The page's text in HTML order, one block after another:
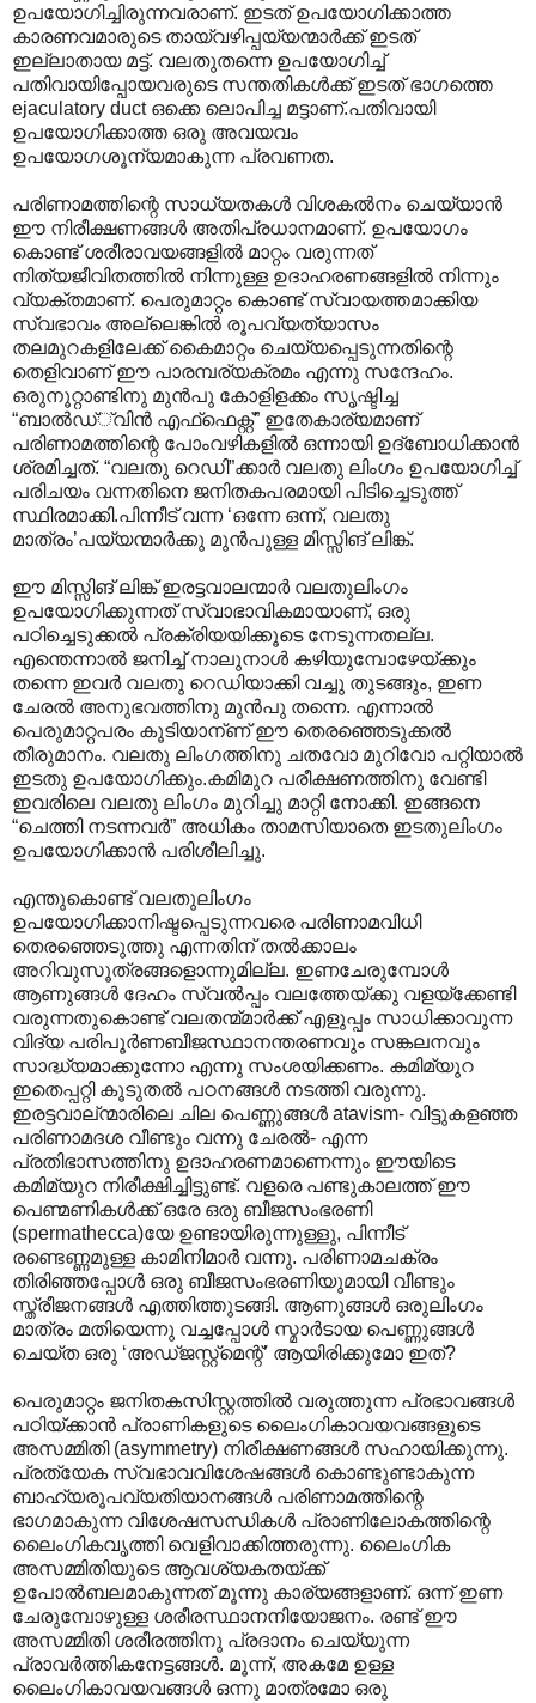
ഉപയോഗിച്ചിരുന്നവരാണ്. ഇടത് ഉപയോഗിക്കാത്ത
കാരണവമാരുടെ തായ്‌വഴിപ്പയ്യന്മാര്‍ക്ക് ഇടത്
ഇല്ലാതായ മട്ട്. വലതുതന്നെ ഉപയോഗിച്ച്
പതിവായിപ്പോയവരുടെ സന്തതികള്‍ക്ക് ഇടത് ഭാഗത്തെ
ejaculatory duct ഒക്കെ ലൊപിച്ച മട്ടാണ്.പതിവായി
ഉപയോഗിക്കാത്ത ഒരു അവയവം
ഉപയോഗശൂന്യമാകുന്ന പ്രവണത.
പരിണാമത്തിന്റെ സാധ്യതകള്‍ വിശകല്‍നം ചെയ്യാന്‍
ഈ നിരീക്ഷണങ്ങള്‍ അതിപ്രധാനമാണ്. ഉപയോഗം
കൊണ്ട് ശരീരാവയങ്ങളില്‍ മാറ്റം വരുന്നത്
നിത്യജീവിതത്തില്‍ നിന്നുള്ള ഉദാഹരണങ്ങളില്‍ നിന്നും
വ്യക്തമാണ്. പെരുമാറ്റം കൊണ്ട് സ്വായത്തമാക്കിയ
സ്വഭാവം അല്ലെങ്കില്‍ രൂപവ്യത്യാസം
തലമുറകളിലേക്ക് കൈമാറ്റം ചെയ്യപ്പെടുന്നതിന്റെ
തെളിവാണ് ഈ പാരമ്പര്യക്രമം എന്നു സന്ദേഹം.
ഒരുനൂറ്റാണ്ടിനു മുന്‍പു കോളിളക്കം സൃഷ്ടിച്ച
“ബാല്‍ഡ്്വിന്‍‍ എഫ്ഫെക്റ്റ്” ഇതേകാര്യമാണ്
പരിണാമത്തിന്റെ പോംവഴികളില്‍ ഒന്നായി ഉദ്ബോധിക്കാന്‍
ശ്രമിച്ചത്. “വലതു റെഡി”ക്കാര്‍ വലതു ലിംഗം ഉപയോഗിച്ച്
പരിചയം വന്നതിനെ ജനിതകപരമായി പിടിച്ചെടുത്ത്
സ്ഥിരമാക്കി.പിന്നീട് വന്ന ‘ഒന്നേ ഒന്ന്, വല‍തു
മാത്രം’പയ്യന്മാര്‍ക്കു മുന്‍പുള്ള മിസ്സിങ് ലിങ്ക്.
ഈ മിസ്സിങ് ലിങ്ക് ഇരട്ടവാലന്മാര്‍ വലതുലിംഗം
ഉപയോഗിക്കുന്നത് സ്വാഭാവികമായാണ്, ഒരു
പഠിച്ചെടുക്കല്‍ പ്രക്രിയയിക്കൂടെ നേടുന്നതല്ല.
എന്തെന്നാല്‍ ജനിച്ച് നാലുനാള്‍ കഴിയുമ്പോഴേയ്ക്കും
തന്നെ ഇവര്‍ വലതു റെഡിയാക്കി വച്ചു തുടങ്ങും, ഇണ
ചേരല്‍ അനുഭവത്തിനു മുന്‍പു തന്നെ. എന്നാല്‍
പെരുമാറ്റപരം കൂടിയാന്ണ് ഈ തെരഞ്ഞെടുക്കല്‍
തീരുമാനം. വല‍തു ലിംഗത്തിനു ചതവോ മുറിവോ പറ്റിയാല്‍
ഇടതു ഉപയോഗിക്കും.കമിമുറ പരീക്ഷണത്തിനു വേണ്ടി
ഇവരിലെ വലതു ലിംഗം മുറിച്ചു മാറ്റി നോക്കി. ഇങ്ങനെ
“ചെത്തി നടന്നവര്‍” അധികം താമസിയാതെ ഇടതുലിംഗം
ഉപയോഗിക്കാന്‍ പരിശീലിച്ചു.
എന്തുകൊണ്ട് വലതുലിംഗം
ഉപയോഗിക്കാനിഷ്ടപ്പെടുന്നവരെ പരിണാമവിധി
തെരഞ്ഞെടുത്തു എന്നതിന് തല്‍ക്കാലം
അറിവുസൂത്രങ്ങളൊന്നുമില്ല. ഇണചേരുമ്പോള്‍
ആണുങ്ങള്‍‍ ദേഹം സ്വല്‍പ്പം വലത്തേയ്ക്കു വളയ്ക്കേണ്ടി
വരുന്നതുകൊണ്ട് വലതന്മ്മാര്‍ക്ക് എളുപ്പം സാധിക്കാവുന്ന
വിദ്യ പരിപൂര്‍ണബീജസ്ഥാനന്തരണവും സങ്കലനവും
സാദ്ധ്യമാക്കുന്നോ എന്നു സംശയിക്കണം. കമിമ്യുറ
ഇതെപ്പറ്റി കൂടുതല്‍ പഠനങ്ങള്‍ നടത്തി വരുന്നു.
ഇരട്ടവാല്ന്മാരിലെ ചില പെണ്ണുങ്ങള്‍ atavism- വിട്ടുകളഞ്ഞ
പരിണാമദശ വീണ്ടും വന്നു ചേരല്‍- എന്ന
പ്രതിഭാസത്തിനു ഉദാഹരണമാണെന്നും ഈയിടെ
കമിമ്യുറ നിരീക്ഷിച്ചിട്ടുണ്ട്. വളരെ പണ്ടുകാലത്ത് ഈ
പെണ്മണികള്‍ക്ക് ഒരേ ഒരു ബീജസംഭരണി
(spermathecca)യേ ഉണ്ടായിരുന്നുള്ളു, പിന്നീട്
രണ്ടെണ്ണമുള്ള കാമിനിമാര്‍ വന്നു. പരി‍ണാമചക്രം
തിരിഞ്ഞപ്പോള്‍ ഒരു ബീജസംഭരണിയുമായി വീണ്ടും
സ്ത്രീജനങ്ങള്‍ എത്തിത്തുടങ്ങി. ആണുങ്ങള്‍ ഒരുലിംഗം
മാത്രം മതിയെന്നു വച്ചപ്പോള്‍ സ്മാര്‍ടായ പെണ്ണുങ്ങള്‍
ചെയ്ത ഒരു ‘അഡ്ജസ്റ്റ്മെന്റ്’ ആയിരിക്കുമോ ഇത്?
പെരുമാറ്റം ജനിതകസിസ്റ്റത്തില്‍ വരുത്തുന്ന പ്രഭാവങ്ങള്‍‍
പഠിയ്ക്കാന്‍ പ്രാണികളുടെ ലൈംഗികാവയവങ്ങളുടെ
അസമ്മിതി (asymmetry) നിരീക്ഷണങ്ങള്‍ സഹായിക്കുന്നു.
പ്രത്യേക സ്വഭാവവിശേഷങ്ങള്‍ കൊണ്ടുണ്ടാകുന്ന
ബാഹ്യരൂപവ്യതിയാനങ്ങള്‍ പരിണാമത്തിന്റെ
ഭാഗമാകുന്ന വിശേഷസന്ധികള്‍ പ്രാണിലോകത്തിന്റെ
ലൈംഗികവൃത്തി വെളിവാക്കിത്തരുന്നു. ലൈംഗിക
അസമ്മിതിയുടെ ആവശ്യകതയ്ക്ക്
ഉപോല്‍ബലമാകുന്നത് മൂന്നു കാര്യങ്ങളാണ്. ഒന്ന് ഇണ
ചേരുമ്പോഴുള്ള ശരീരസ്ഥാനനിയോജനം. രണ്ട് ഈ
അസമ്മിതി ശരീരത്തിനു പ്രദാനം ചെയ്യുന്ന
പ്രാവര്‍ത്തികനേട്ടങ്ങള്‍. മൂന്ന്, അകമേ ഉള്ള
ലൈംഗികാവയവങ്ങള്‍ ഒന്നു മാത്രമോ ഒരു